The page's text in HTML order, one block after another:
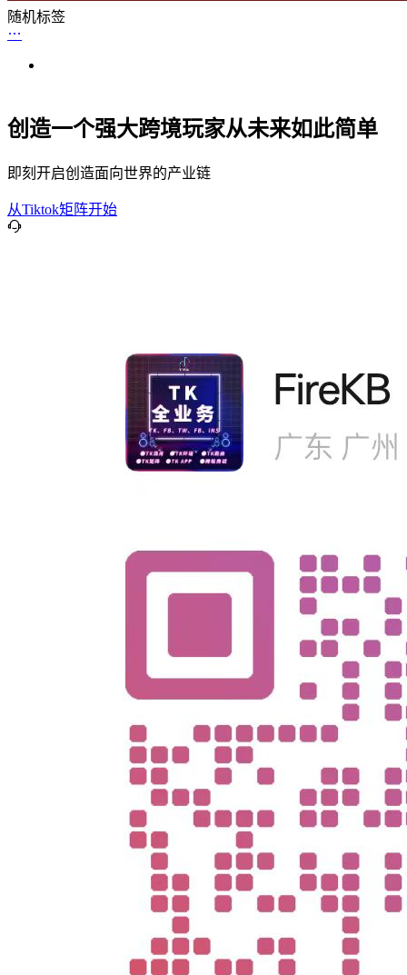
随机标签
创造一个强大跨境玩家从未来如此简单
即刻开启创造面向世界的产业链
从Tiktok矩阵开始